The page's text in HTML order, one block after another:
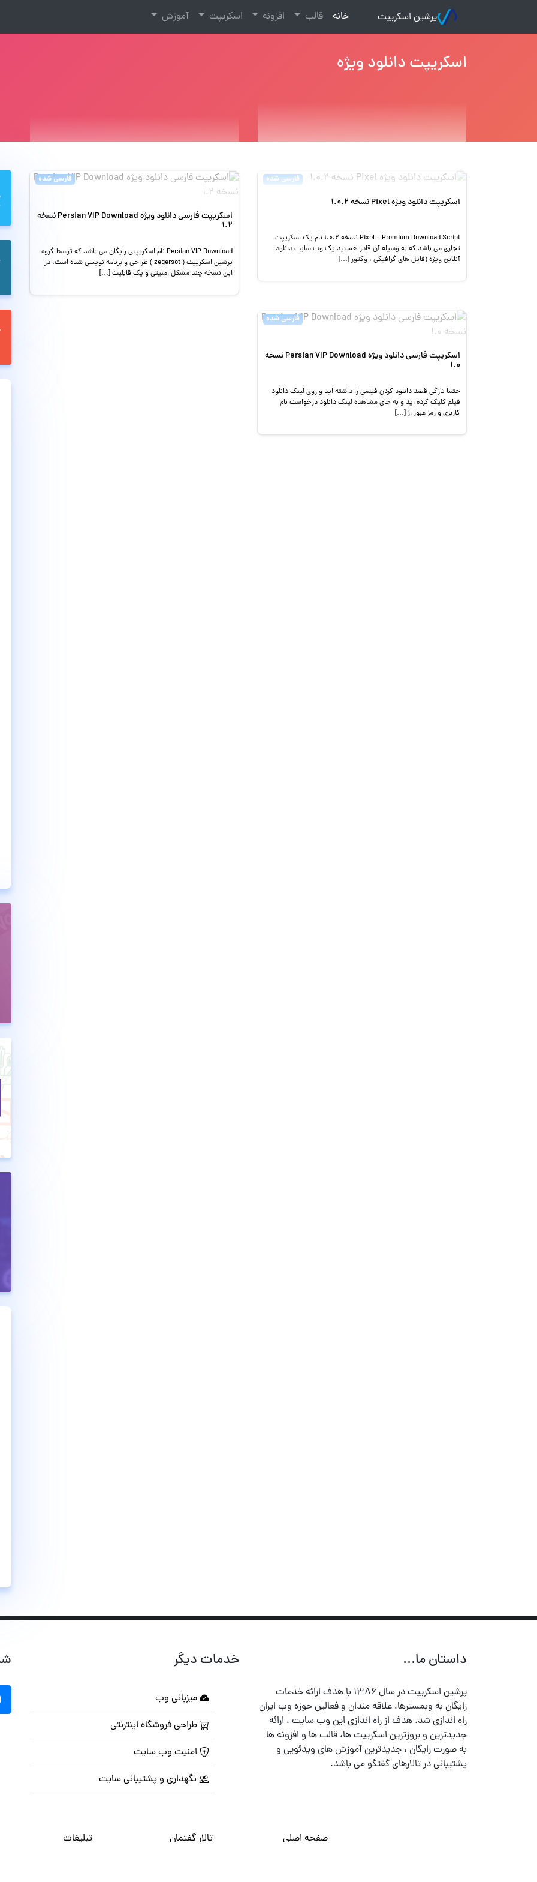
پرشین اسکریپت خانه
(current) قالب افزونه اسکریپت آموزش
اسکریپت دانلود ویژه
فارسی شده
اسکریپت دانلود ویژه Pixel نسخه 1.0.2
Pixel – Premium Download Script نسخه 1.0.2 نام یک اسکریپت
تجاری می باشد که به وسیله آن قادر هستید یک وب سایت دانلود
آنلاین ویژه (فایل های گرافیکی ، وکتور […]
فارسی شده
اسکریپت فارسی دانلود ویژه Persian VIP Download نسخه
1.2
Persian VIP Download نام اسکریپتی رایگان می باشد که توسط گروه
پرشین اسکریپت ( zegersot ) طراحی و برنامه نویسی شده است. در
این نسخه چند مشکل امنیتی و یک قابلیت […]
فارسی شده
اسکریپت فارسی دانلود ویژه Persian VIP Download نسخه
1.0
حتما تازگی قصد دانلود کردن فیلمی را داشته اید و روی لینک دانلود
فیلم کلیک کرده اید و به جای مشاهده لینک دانلود درخواست نام
کاربری و رمز عبور از […]
داستان ما...
پرشین اسکریپت در سال ۱۳۸۶ با هدف ارائه خدمات
رایگان به وبمسترها، علاقه مندان و فعالین حوزه وب ایران
راه اندازی شد. هدف از راه اندازی این وب سایت ، ارائه
جدیدترین و بروزترین اسکریپت ها، قالب ها و افزونه ها
به صورت رایگان ، جدیدترین آموزش های ویدئویی و
پشتیبانی در تالارهای گفتگو می باشد.
خدمات دیگر
میزبانی وب
طراحی فروشگاه اینترنتی
امنیت وب سایت
نگهداری و پشتیبانی سایت
صفحه اصلی تالار گفتمان تبلیغات